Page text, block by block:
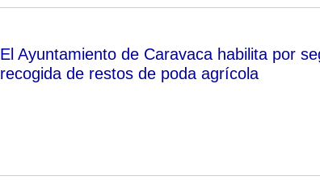
El Ayuntamiento de Caravaca habilita por
recogida de restos de poda agrícola